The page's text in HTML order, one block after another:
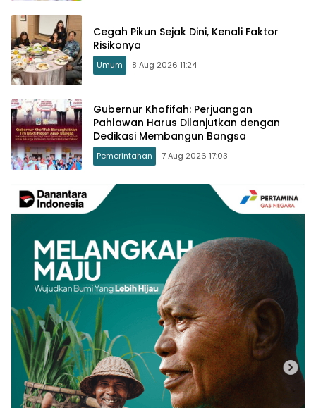
Cegah Pikun Sejak Dini, Kenali Faktor
Risikonya
Umum 8 Aug 2026 11:24
Gubernur Khofifah: Perjuangan
Pahlawan Harus Dilanjutkan dengan
Dedikasi Membangun Bangsa
Pemerintahan 7 Aug 2026 17:03